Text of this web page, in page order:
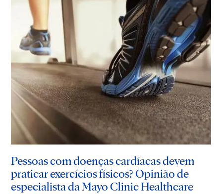
Pessoas com doenças cardíacas devem
praticar exercícios físicos? Opinião de
especialista da Mayo Clinic Healthcare